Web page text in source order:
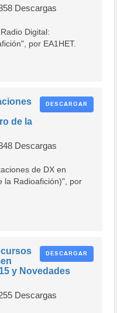
Descargas
Digital:
por EA1HET.
DESCARGAR
de la
Descargas
de DX en
la Radioafición)", por
DESCARGAR
y Novedades
Descargas